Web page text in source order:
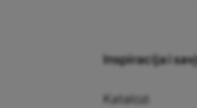
Inspiracija i
Katalozi